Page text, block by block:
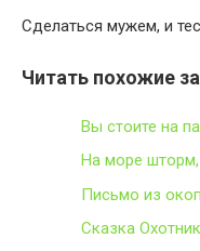
Сделаться мужем, и
Читать похожие
Вы стоите на
На море шторм,
Письмо из
Сказка